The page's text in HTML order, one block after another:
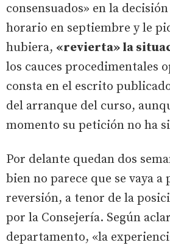
consensuados» en la
horario en septiembre y le
hubiera, «revierta» la
los cauces procedimentales
consta en el escrito
del arranque del curso,
momento su petición no ha
Por delante quedan dos
bien no parece que se vaya a
reversión, a tenor de la
por la Consejería. Según
departamento, «la